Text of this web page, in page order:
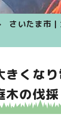
さいたま市 |
くな
木の伐採